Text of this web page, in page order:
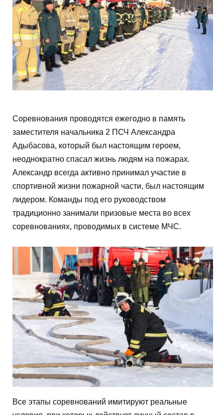
Соревнования проводятся ежегодно в память
заместителя начальника 2 ПСЧ Александра
Адыбасова, который был настоящим героем,
неоднократно спасал жизнь людям на пожарах.
Александр всегда активно принимал участие в
спортивной жизни пожарной части, был настоящим
лидером. Команды под его руководством
традиционно занимали призовые места во всех
соревнованиях, проводимых в системе МЧС.
Все этапы соревнований имитируют реальные